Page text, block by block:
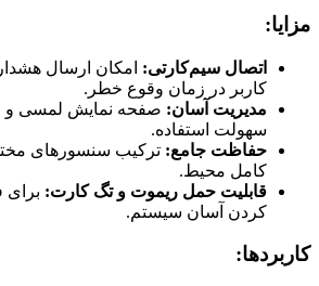
مزایا:
اتصال سیم‌کارتی: امکان ارسال
کاربر در زمان وقوع خطر.
مدیریت آسان: صفحه نمایش لمسی و
سهولت استفاده.
حفاظت جامع: ترکیب سنسورهای
کامل محیط.
قابلیت حمل ریموت و تگ کارت: برای
کردن آسان سیستم.
کاربردها: